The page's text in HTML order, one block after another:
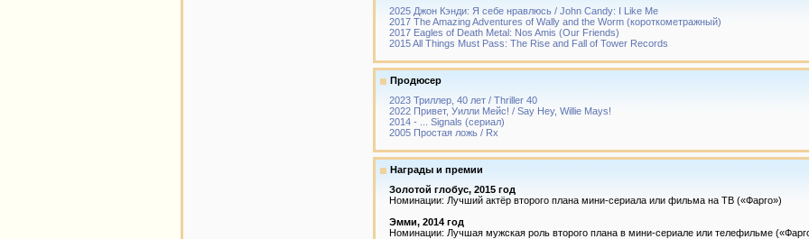
2025 Джон Кэнди: Я себе нравлюсь / John Candy: I Like Me
2017 The Amazing Adventures of Wally and the Worm (короткометражный)
2017 Eagles of Death Metal: Nos Amis (Our Friends)
2015 All Things Must Pass: The Rise and Fall of Tower Records
Продюсер
2023 Триллер, 40 лет / Thriller 40
2022 Привет, Уилли Мейс! / Say Hey, Willie Mays!
2014 - ... Signals (сериал)
2005 Простая ложь / Rx
Награды и премии
Золотой глобус, 2015 год
Номинации: Лучший актёр второго плана мини-сериала или фильма на ТВ («Фарго»)
Эмми, 2014 год
Номинации: Лучшая мужская роль второго плана в мини-сериале или телефильме